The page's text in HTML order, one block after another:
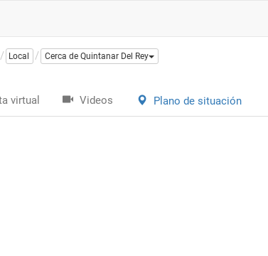
Local Cerca de Quintanar Del Rey
virtual Videos Plano de situación